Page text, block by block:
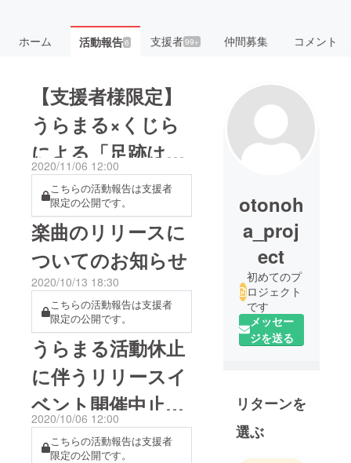
ホーム 活動報告6 支援者99+ 仲間募集 コメント
【支援者様限定】
うらまる×くじら
による「足跡は消
えてゆく」先行配
布についてのお知
らせ
2020/11/06 12:00
こちらの活動報告は支援者
限定の公開です。
楽曲のリリースに
ついてのお知らせ
2020/10/13 18:30
こちらの活動報告は支援者
限定の公開です。
うらまる活動休止
に伴うリリースイ
ベント開催中止の
お知らせ
2020/10/06 12:00
こちらの活動報告は支援者
限定の公開です。
otonoh
a_proj
ect
初めてのプ
ロジェクト
です
メッセー
ジを送る
リターンを
選ぶ